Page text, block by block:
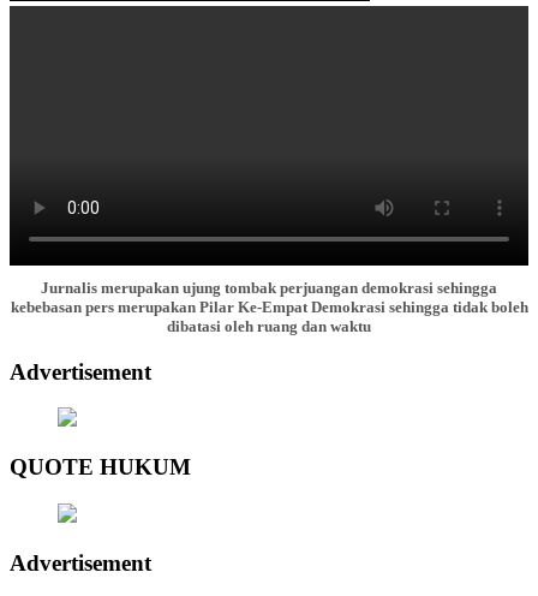
Jurnalis merupakan ujung tombak perjuangan demokrasi sehingga
kebebasan pers merupakan Pilar Ke-Empat Demokrasi sehingga tidak boleh
dibatasi oleh ruang dan waktu
Advertisement
QUOTE HUKUM
Advertisement